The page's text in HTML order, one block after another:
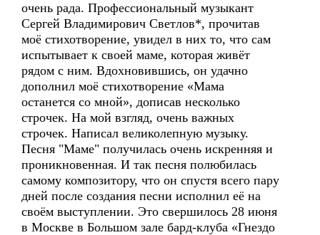
очень рада. Профессиональный музыкант
Сергей Владимирович Светлов*, прочитав
моё стихотворение, увидел в них то, что сам
испытывает к своей маме, которая живёт
рядом с ним. Вдохновившись, он удачно
дополнил моё стихотворение «Мама
останется со мной», дописав несколько
строчек. На мой взгляд, очень важных
строчек. Написал великолепную музыку.
Песня "Маме" получилась очень искренняя и
проникновенная. И так песня полюбилась
самому композитору, что он спустя всего пару
дней после создания песни исполнил её на
своём выступлении. Это свершилось 28 июня
в Москве в Большом зале бард-клуба «Гнездо